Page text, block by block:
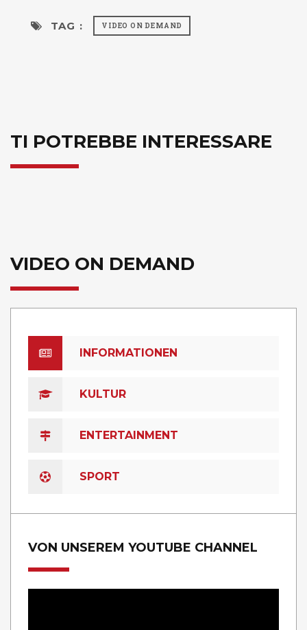
TAG : VIDEO ON DEMAND
TI POTREBBE INTERESSARE
VIDEO ON DEMAND
INFORMATIONEN
KULTUR
ENTERTAINMENT
SPORT
VON UNSEREM YOUTUBE CHANNEL